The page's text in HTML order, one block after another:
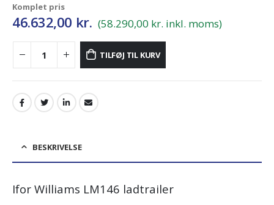
Komplet pris
46.632,00 kr. (58.290,00 kr. inkl. moms)
TILFØJ TIL KURV
BESKRIVELSE
Ifor Williams LM146 ladtrailer